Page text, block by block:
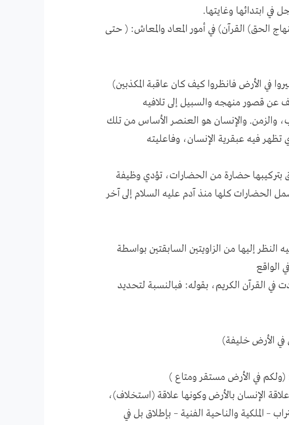
في ابتدائها وغايتها.
الحق) القرآن) في أمور المعاد والمعاش: ( حتى
في الأرض فانظروا كيف كان عاقبة المكذبين)
والزمن. والإنسان هو العنصر الأساس من تلك
بتركيبها حضارة من الحضارات، تؤدي وظيفة
الحضارات كلها منذ آدم عليه السلام إلى آخر
النظر إليها من الزاويتين السابقتين بواسطة
القرآن الكريم، بقوله: فبالنسبة لتحديد
(ولكم في الأرض مستقر ومتاع )
الإنسان بالأرض وكونها علاقة (استخلاف)،
– الملكية والناحية الفنية – بإطلاق بل في